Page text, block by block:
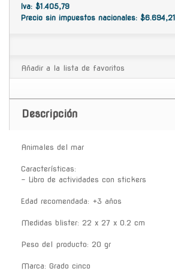
Iva: $1.405,79
Precio sin impuestos nacionales: $6.694,21
Añadir a la lista de favoritos
Descripción
Animales del mar
Características:
- Libro de actividades con stickers
Edad recomendada: +3 años
Medidas blister: 22 x 27 x 0.2 cm
Peso del producto: 20 gr
Marca: Grado cinco